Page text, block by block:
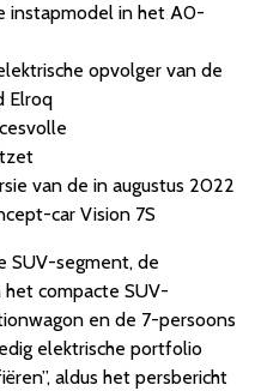
instapmodel in het A0-
opvolger van de
Elroq
van de in augustus 2022
car Vision 7S
SUV-segment, de
het compacte SUV-
en de 7-persoons
elektrische portfolio
aldus het persbericht